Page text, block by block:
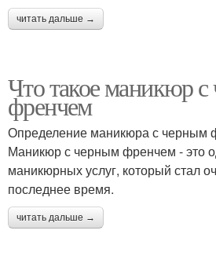
читать дальше →
Что такое маникюр
френчем
Определение маникюра с черным
Маникюр с черным френчем - это
маникюрных услуг, который стал
последнее время.
читать дальше →